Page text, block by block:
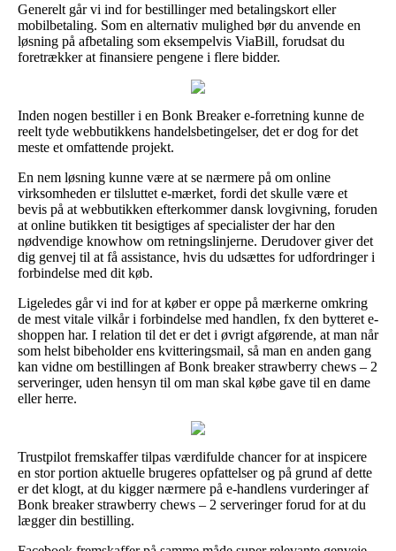
Generelt går vi ind for bestillinger med betalingskort eller
mobilbetaling. Som en alternativ mulighed bør du anvende en
løsning på afbetaling som eksempelvis ViaBill, forudsat du
foretrækker at finansiere pengene i flere bidder.
Inden nogen bestiller i en Bonk Breaker e-forretning kunne de
reelt tyde webbutikkens handelsbetingelser, det er dog for det
meste et omfattende projekt.
En nem løsning kunne være at se nærmere på om online
virksomheden er tilsluttet e-mærket, fordi det skulle være et
bevis på at webbutikken efterkommer dansk lovgivning, foruden
at online butikken tit besigtiges af specialister der har den
nødvendige knowhow om retningslinjerne. Derudover giver det
dig genvej til at få assistance, hvis du udsættes for udfordringer i
forbindelse med dit køb.
Ligeledes går vi ind for at køber er oppe på mærkerne omkring
de mest vitale vilkår i forbindelse med handlen, fx den bytteret e-
shoppen har. I relation til det er det i øvrigt afgørende, at man når
som helst bibeholder ens kvitteringsmail, så man en anden gang
kan vidne om bestillingen af Bonk breaker strawberry chews – 2
serveringer, uden hensyn til om man skal købe gave til en dame
eller herre.
Trustpilot fremskaffer tilpas værdifulde chancer for at inspicere
en stor portion aktuelle brugeres opfattelser og på grund af dette
er det klogt, at du kigger nærmere på e-handlens vurderinger af
Bonk breaker strawberry chews – 2 serveringer forud for at du
lægger din bestilling.